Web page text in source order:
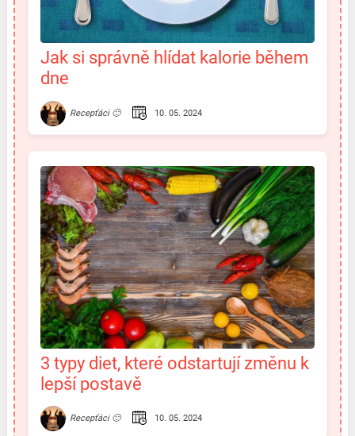
Jak si správně hlídat kalorie během
dne
Recepťáci 🙂 10. 05. 2024
3 typy diet, které odstartují změnu k
lepší postavě
Recepťáci 🙂 10. 05. 2024